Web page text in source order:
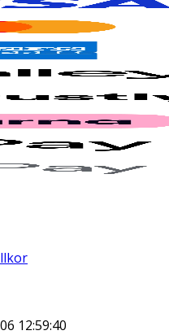
12:59:40